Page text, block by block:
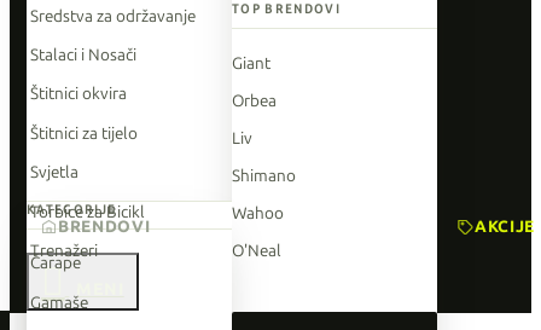
Sredstva za održavanje
Stalaci i Nosači
Štitnici okvira
Štitnici za tijelo
Svjetla
Torbice za Bicikl
Trenažeri
TOP BRENDOVI
Giant
Orbea
Liv
Shimano
Wahoo
O'Neal
KATEGORIJE
Čarape
Gamaše
BRENDOVI AKCIJE
